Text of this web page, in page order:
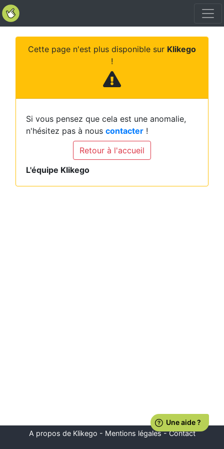
Cette page n'est plus disponible sur Klikego
!
Si vous pensez que cela est une anomalie,
n'hésitez pas à nous contacter !
Retour à l'accueil
L'équipe Klikego
A propos de Klikego - Mentions légales-Contact